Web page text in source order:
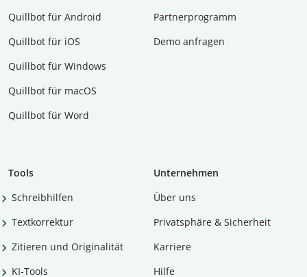
Quillbot für Android
Quillbot für iOS
Quillbot für Windows
Quillbot für macOS
Quillbot für Word
Partnerprogramm
Demo anfragen
Tools
Schreibhilfen
Textkorrektur
Zitieren und Originalität
KI-Tools
Unternehmen
Über uns
Privatsphäre & Sicherheit
Karriere
Hilfe